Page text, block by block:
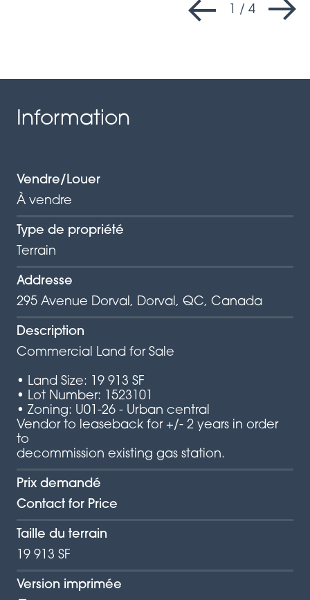
/ 4
Information
Vendre/Louer
À vendre
Type de propriété
Terrain
Addresse
295 Avenue Dorval, Dorval, QC, Canada
Description
Commercial Land for Sale
• Land Size: 19 913 SF
• Lot Number: 1523101
• Zoning: U01-26 - Urban central
Vendor to leaseback for +/- 2 years in order
to
decommission existing gas station.
Prix demandé
Contact for Price
Taille du terrain
19 913 SF
Version imprimée